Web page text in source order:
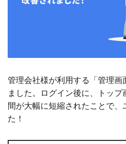
管理会社様が利用する「管理
ました。ログイン後に、トッ
間が大幅に短縮されたことで
た！